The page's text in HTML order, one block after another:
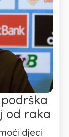
podrška
od raka
djeci